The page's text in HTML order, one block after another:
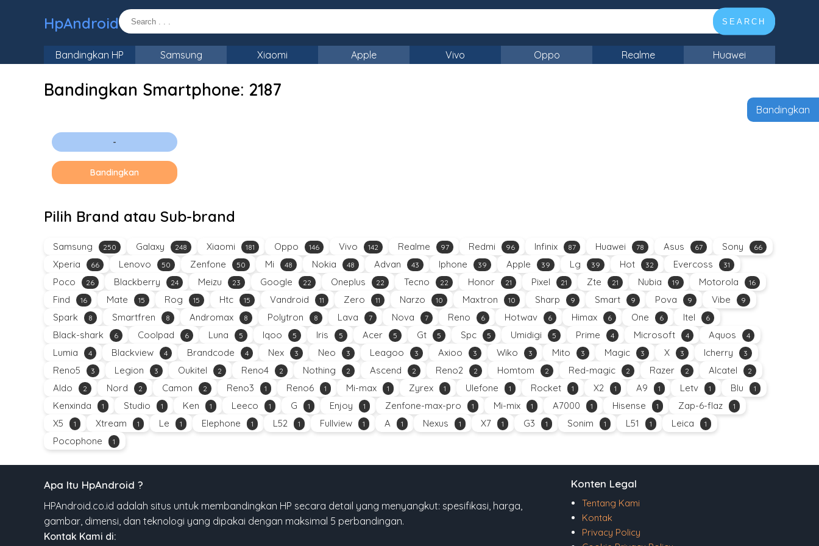
HpAndroid SEARCH
Bandingkan HP Samsung Xiaomi Apple Vivo Oppo Realme Huawei
Bandingkan Smartphone: 2187
-
Bandingkan
Pilih Brand atau Sub-brand
Samsung 250 Galaxy 248 Xiaomi 181 Oppo 146 Vivo 142 Realme 97 Redmi 96 Infinix 87 Huawei 78 Asus 67 Sony 66
Xperia 66 Lenovo 50 Zenfone 50 Mi 48 Nokia 48 Advan 43 Iphone 39 Apple 39 Lg 39 Hot 32 Evercoss 31
Poco 26 Blackberry 24 Meizu 23 Google 22 Oneplus 22 Tecno 22 Honor 21 Pixel 21 Zte 21 Nubia 19 Motorola 16
Find 16 Mate 15 Rog 15 Htc 15 Vandroid 11 Zero 11 Narzo 10 Maxtron 10 Sharp 9 Smart 9 Pova 9 Vibe 9
Spark 8 Smartfren 8 Andromax 8 Polytron 8 Lava 7 Nova 7 Reno 6 Hotwav 6 Himax 6 One 6 Itel 6
Black-shark 6 Coolpad 6 Luna 5 Iqoo 5 Iris 5 Acer 5 Gt 5 Spc 5 Umidigi 5 Prime 4 Microsoft 4 Aquos 4
Lumia 4 Blackview 4 Brandcode 4 Nex 3 Neo 3 Leagoo 3 Axioo 3 Wiko 3 Mito 3 Magic 3 X 3 Icherry 3
Reno5 3 Legion 3 Oukitel 2 Reno4 2 Nothing 2 Ascend 2 Reno2 2 Homtom 2 Red-magic 2 Razer 2 Alcatel 2
Aldo 2 Nord 2 Camon 2 Reno3 1 Reno6 1 Mi-max 1 Zyrex 1 Ulefone 1 Rocket 1 X2 1 A9 1 Letv 1 Blu 1
Kenxinda 1 Studio 1 Ken 1 Leeco 1 G 1 Enjoy 1 Zenfone-max-pro 1 Mi-mix 1 A7000 1 Hisense 1 Zap-6-flaz 1
X5 1 Xtream 1 Le 1 Elephone 1 L52 1 Fullview 1 A 1 Nexus 1 X7 1 G3 1 Sonim 1 L51 1 Leica 1
Pocophone 1
Apa Itu HpAndroid ?
HPAndroid.co.id adalah situs untuk membandingkan HP secara detail yang menyangkut: spesifikasi, harga,
gambar, dimensi, dan teknologi yang dipakai dengan maksimal 5 perbandingan.
Kontak Kami di:
Konten Legal
Tentang Kami
Kontak
Privacy Policy
Bandingkan